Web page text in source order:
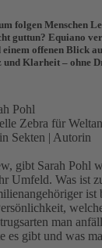
folgen Menschen
guttun? Equiano
offenen Blick
Klarheit – ohne
Zebra für
Sekten | Autorin
gibt Sarah Pohl
Umfeld. Was ist
ist
man
es gibt und was